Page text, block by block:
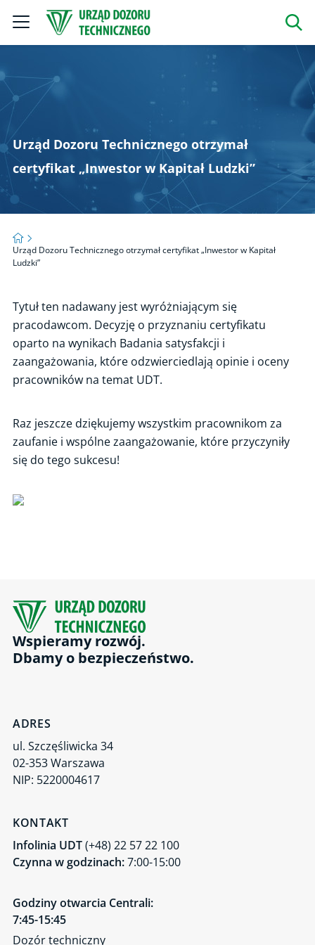
Urząd Dozoru Technicznego otrzymał
certyfikat „Inwestor w Kapitał Ludzki”
Strona główna
Urząd Dozoru Technicznego otrzymał certyfikat „Inwestor w Kapitał
Ludzki”
Tytuł ten nadawany jest wyróżniającym się
pracodawcom. Decyzję o przyznaniu certyfikatu
oparto na wynikach Badania satysfakcji i
zaangażowania, które odzwierciedlają opinie i oceny
pracowników na temat UDT.
Raz jeszcze dziękujemy wszystkim pracownikom za
zaufanie i wspólne zaangażowanie, które przyczyniły
się do tego sukcesu!
Wspieramy rozwój.
Dbamy o bezpieczeństwo.
ADRES
ul. Szczęśliwicka 34
02-353 Warszawa
NIP: 5220004617
KONTAKT
Infolinia UDT(+48) 22 57 22 100
Czynna w godzinach:7:00-15:00
Godziny otwarcia Centrali:
7:45-15:45
Dozór techniczny